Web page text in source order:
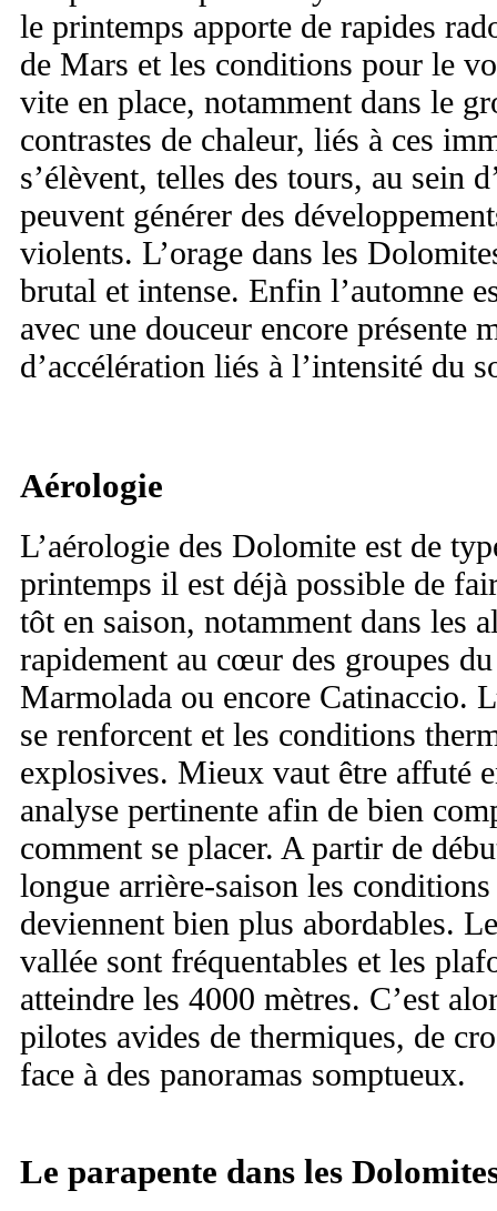
le printemps apporte de rapides
de Mars et les conditions pour le
vite en place, notamment dans le
contrastes de chaleur, liés à ces
s’élèvent, telles des tours, au sein
peuvent générer des
violents. L’orage dans les
brutal et intense. Enfin l’automne
avec une douceur encore présente
d’accélération liés à l’intensité du
Aérologie
L’aérologie des Dolomite est de
printemps il est déjà possible de
tôt en saison, notamment dans les
rapidement au cœur des groupes
Marmolada ou encore Catinaccio.
se renforcent et les conditions
explosives. Mieux vaut être affuté
analyse pertinente afin de bien
comment se placer. A partir de
longue arrière-saison les
deviennent bien plus abordables.
vallée sont fréquentables et les
atteindre les 4000 mètres. C’est
pilotes avides de thermiques, de
face à des panoramas somptueux.
Le parapente dans les